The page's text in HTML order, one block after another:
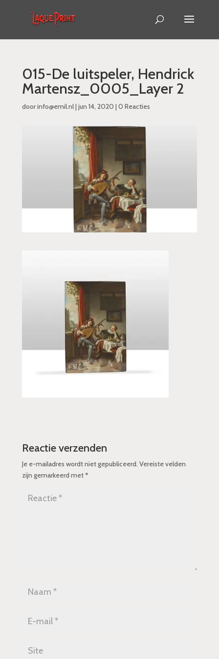
015-De luitspeler, Hendrick
Martensz_0005_Layer 2
doorinfo@emil.nl| jun 14, 2020 | 0 Reacties
Reactie verzenden
Je e-mailadres wordt niet gepubliceerd. Vereiste velden
zijn gemarkeerd met*